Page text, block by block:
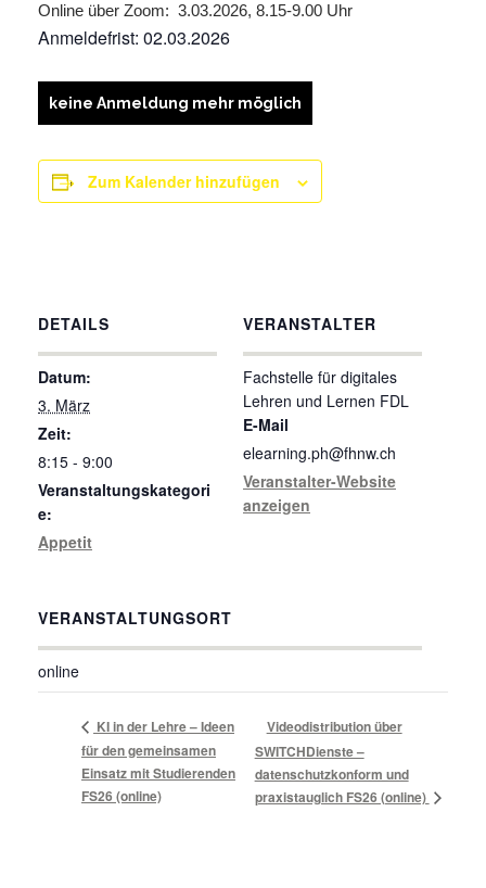
Online über Zoom: 3.03.2026, 8.15-9.00 Uhr
Anmeldefrist: 02.03.2026
keine Anmeldung mehr möglich
Zum Kalender hinzufügen
DETAILS
Datum:
3. März
Zeit:
8:15 - 9:00
Veranstaltungskategori
e:
Appetit
VERANSTALTUNGSORT
online
VERANSTALTER
Fachstelle für digitales
Lehren und Lernen FDL
E-Mail
elearning.ph@fhnw.ch
Veranstalter-Website
anzeigen
KI in der Lehre – Ideen
für den gemeinsamen
Einsatz mit Studierenden
FS26 (online)
Videodistribution über
SWITCHDienste –
datenschutzkonform und
praxistauglich FS26 (online)